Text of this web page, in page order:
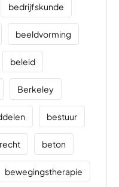
bedrijfskunde
beeldvorming
beleid
Berkeley
bestuur
beton
bewegingstherapie